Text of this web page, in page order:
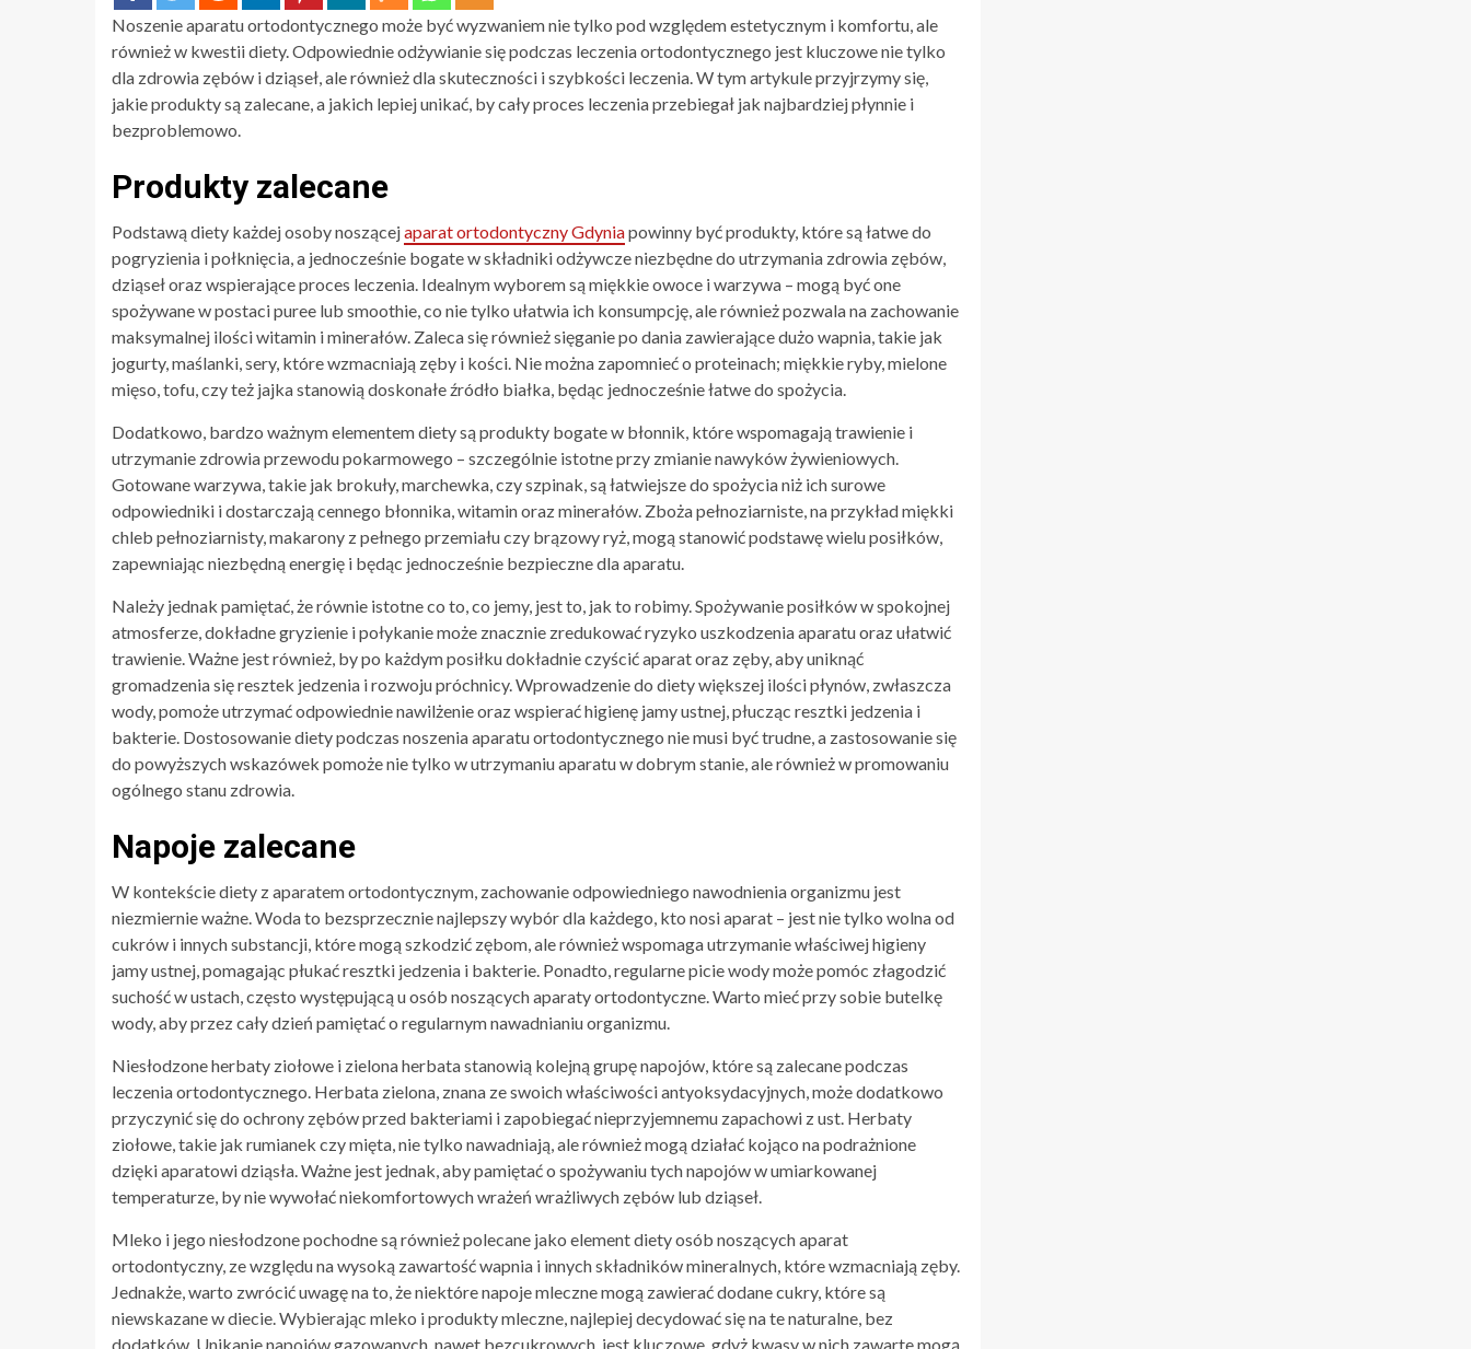
Noszenie aparatu ortodontycznego może być wyzwaniem nie tylko pod względem estetycznym i komfortu, ale
również w kwestii diety. Odpowiednie odżywianie się podczas leczenia ortodontycznego jest kluczowe nie tylko
dla zdrowia zębów i dziąseł, ale również dla skuteczności i szybkości leczenia. W tym artykule przyjrzymy się,
jakie produkty są zalecane, a jakich lepiej unikać, by cały proces leczenia przebiegał jak najbardziej płynnie i
bezproblemowo.
Produkty zalecane
Podstawą diety każdej osoby noszącejaparat ortodontyczny Gdyniapowinny być produkty, które są łatwe do
pogryzienia i połknięcia, a jednocześnie bogate w składniki odżywcze niezbędne do utrzymania zdrowia zębów,
dziąseł oraz wspierające proces leczenia. Idealnym wyborem są miękkie owoce i warzywa – mogą być one
spożywane w postaci puree lub smoothie, co nie tylko ułatwia ich konsumpcję, ale również pozwala na zachowanie
maksymalnej ilości witamin i minerałów. Zaleca się również sięganie po dania zawierające dużo wapnia, takie jak
jogurty, maślanki, sery, które wzmacniają zęby i kości. Nie można zapomnieć o proteinach; miękkie ryby, mielone
mięso, tofu, czy też jajka stanowią doskonałe źródło białka, będąc jednocześnie łatwe do spożycia.
Dodatkowo, bardzo ważnym elementem diety są produkty bogate w błonnik, które wspomagają trawienie i
utrzymanie zdrowia przewodu pokarmowego – szczególnie istotne przy zmianie nawyków żywieniowych.
Gotowane warzywa, takie jak brokuły, marchewka, czy szpinak, są łatwiejsze do spożycia niż ich surowe
odpowiedniki i dostarczają cennego błonnika, witamin oraz minerałów. Zboża pełnoziarniste, na przykład miękki
chleb pełnoziarnisty, makarony z pełnego przemiału czy brązowy ryż, mogą stanowić podstawę wielu posiłków,
zapewniając niezbędną energię i będąc jednocześnie bezpieczne dla aparatu.
Należy jednak pamiętać, że równie istotne co to, co jemy, jest to, jak to robimy. Spożywanie posiłków w spokojnej
atmosferze, dokładne gryzienie i połykanie może znacznie zredukować ryzyko uszkodzenia aparatu oraz ułatwić
trawienie. Ważne jest również, by po każdym posiłku dokładnie czyścić aparat oraz zęby, aby uniknąć
gromadzenia się resztek jedzenia i rozwoju próchnicy. Wprowadzenie do diety większej ilości płynów, zwłaszcza
wody, pomoże utrzymać odpowiednie nawilżenie oraz wspierać higienę jamy ustnej, płucząc resztki jedzenia i
bakterie. Dostosowanie diety podczas noszenia aparatu ortodontycznego nie musi być trudne, a zastosowanie się
do powyższych wskazówek pomoże nie tylko w utrzymaniu aparatu w dobrym stanie, ale również w promowaniu
ogólnego stanu zdrowia.
Napoje zalecane
W kontekście diety z aparatem ortodontycznym, zachowanie odpowiedniego nawodnienia organizmu jest
niezmiernie ważne. Woda to bezsprzecznie najlepszy wybór dla każdego, kto nosi aparat – jest nie tylko wolna od
cukrów i innych substancji, które mogą szkodzić zębom, ale również wspomaga utrzymanie właściwej higieny
jamy ustnej, pomagając płukać resztki jedzenia i bakterie. Ponadto, regularne picie wody może pomóc złagodzić
suchość w ustach, często występującą u osób noszących aparaty ortodontyczne. Warto mieć przy sobie butelkę
wody, aby przez cały dzień pamiętać o regularnym nawadnianiu organizmu.
Niesłodzone herbaty ziołowe i zielona herbata stanowią kolejną grupę napojów, które są zalecane podczas
leczenia ortodontycznego. Herbata zielona, znana ze swoich właściwości antyoksydacyjnych, może dodatkowo
przyczynić się do ochrony zębów przed bakteriami i zapobiegać nieprzyjemnemu zapachowi z ust. Herbaty
ziołowe, takie jak rumianek czy mięta, nie tylko nawadniają, ale również mogą działać kojąco na podrażnione
dzięki aparatowi dziąsła. Ważne jest jednak, aby pamiętać o spożywaniu tych napojów w umiarkowanej
temperaturze, by nie wywołać niekomfortowych wrażeń wrażliwych zębów lub dziąseł.
Mleko i jego niesłodzone pochodne są również polecane jako element diety osób noszących aparat
ortodontyczny, ze względu na wysoką zawartość wapnia i innych składników mineralnych, które wzmacniają zęby.
Jednakże, warto zwrócić uwagę na to, że niektóre napoje mleczne mogą zawierać dodane cukry, które są
niewskazane w diecie. Wybierając mleko i produkty mleczne, najlepiej decydować się na te naturalne, bez
dodatków. Unikanie napojów gazowanych, nawet bezcukrowych, jest kluczowe, gdyż kwasy w nich zawarte mogą